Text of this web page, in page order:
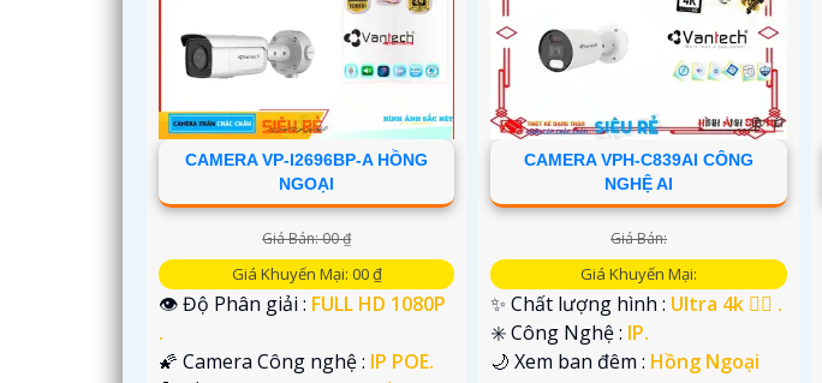
CAMERA VP-I2696BP-A HỒNG
NGOẠI
Giá Bán: 00 ₫
Giá Khuyến Mại: 00 ₫
👁 Độ Phân giải : FULL HD 1080P
.
🌠 Camera Công nghệ : IP POE.
CAMERA VPH-C839AI CÔNG
NGHỆ AI
Giá Bán:
Giá Khuyến Mại:
✨ Chất lượng hình : Ultra 4k 👍🏾 .
✳️ Công Nghệ : IP.
🌙 Xem ban đêm : Hồng Ngoại